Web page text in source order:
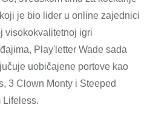
je bio lider u online zajednici
visokokvalitetnoj igri
Play'letter Wade sada
uobičajene portove kao
3 Clown Monty i Steeped
Lifeless.